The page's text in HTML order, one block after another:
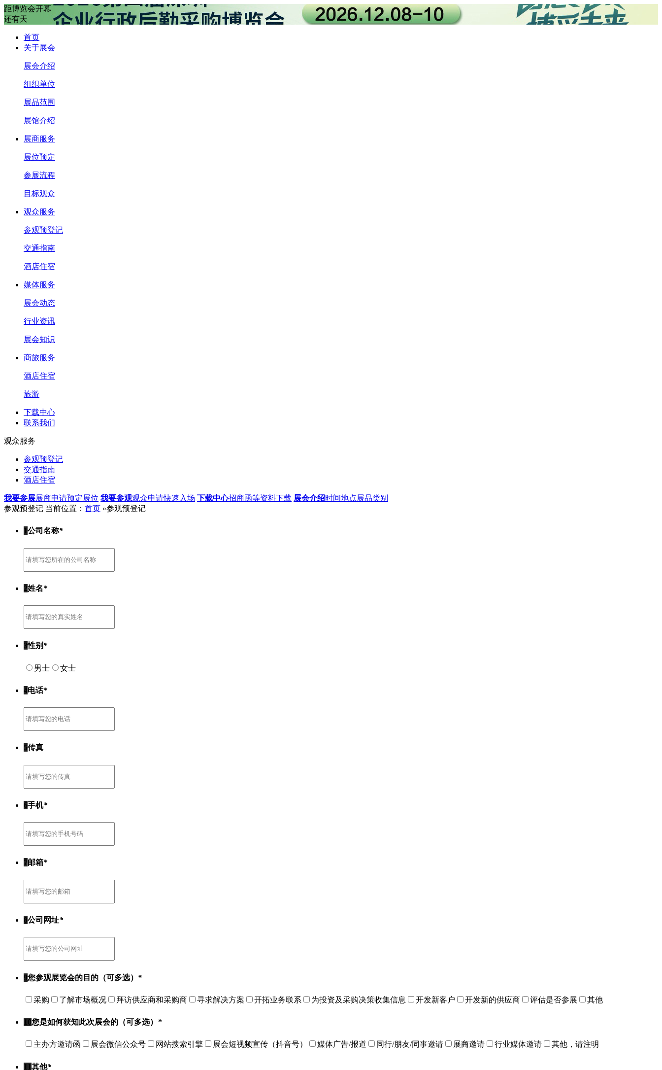
距博览会开幕
还有天
首页
关于展会
展会介绍
组织单位
展品范围
展馆介绍
展商服务
展位预定
参展流程
目标观众
观众服务
参观预登记
交通指南
酒店住宿
媒体服务
展会动态
行业资讯
展会知识
商旅服务
酒店住宿
旅游
下载中心
联系我们
观众服务
参观预登记
交通指南
酒店住宿
我要参展展商申请预定展位 我要参观观众申请快速入场 下载中心招商函等资料下载 展会介绍时间地点展品类别
参观预登记 当前位置： 首页 »参观预登记
1公司名称*
2姓名*
3性别 *
男士 女士
4电话*
5传真
6手机*
7邮箱*
8公司网址*
9您参观展览会的目的（可多选） *
采购 了解市场概况 拜访供应商和采购商 寻求解决方案 开拓业务联系 为投资及采购决策收集信息 开发新客户 开发新的供应商 评估是否参展 其他
10您是如何获知此次展会的（可多选） *
主办方邀请函 展会微信公众号 网站搜索引擎 展会短视频宣传（抖音号） 媒体广告/报道 同行/朋友/同事邀请 展商邀请 行业媒体邀请 其他，请注明
11其他*